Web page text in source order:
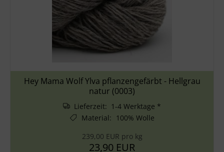
Hey Mama Wolf Ylva pflanzengefärbt - Hellgrau
natur (0003)
Lieferzeit: 1-4 Werktage *
Material: 100% Wolle
239,00 EUR pro kg
23,90 EUR